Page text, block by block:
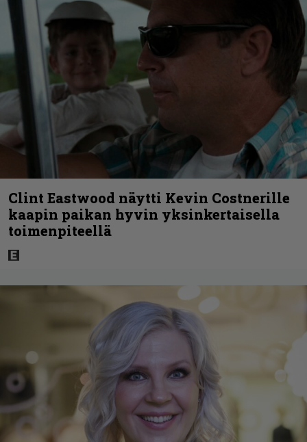
Clint Eastwood näytti Kevin Costnerille
kaapin paikan hyvin yksinkertaisella
toimenpiteellä